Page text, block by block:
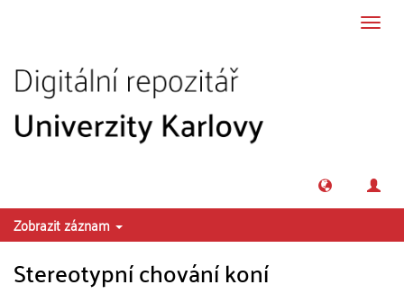
Zobrazit záznam
Stereotypní chování koní